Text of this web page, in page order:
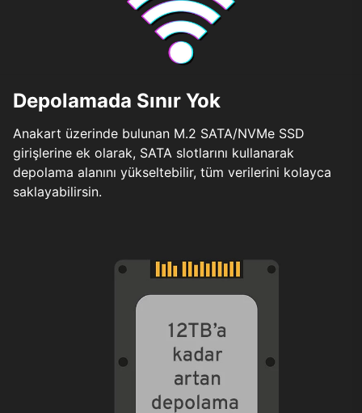
Depolamada Sınır Yok
Anakart üzerinde bulunan M.2 SATA/NVMe SSD
girişlerine ek olarak, SATA slotlarını kullanarak
depolama alanını yükseltebilir, tüm verilerini kolayca
saklayabilirsin.